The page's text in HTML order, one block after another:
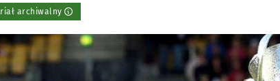
archiwalny